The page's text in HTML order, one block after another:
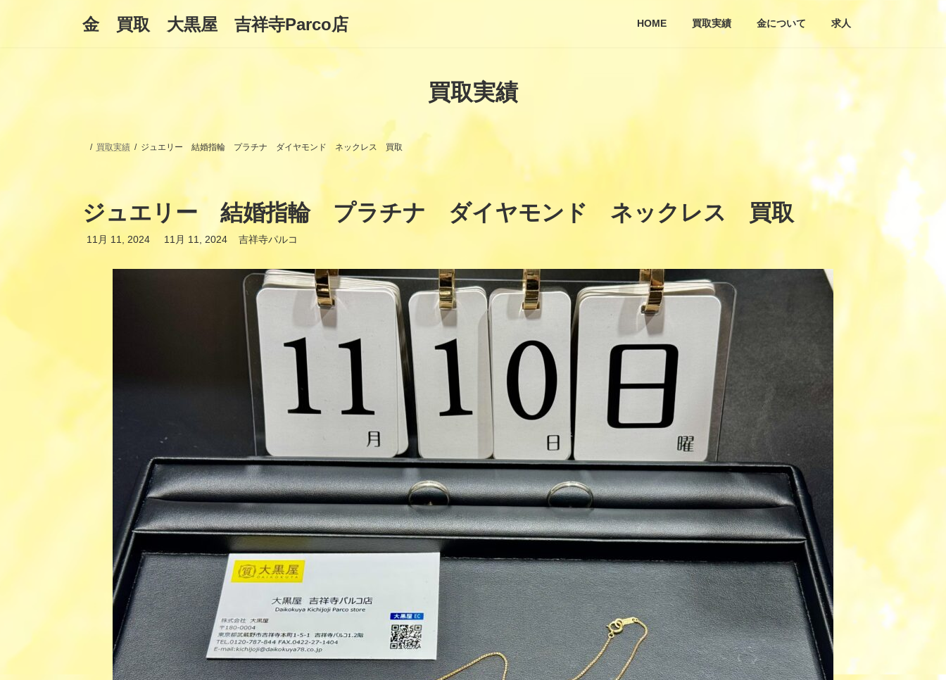
金 買取 大黒屋 吉祥寺Parco店 HOME 買取実績 金について 求人
買取実績
買取実績 ジュエリー 結婚指輪 プラチナ ダイヤモンド ネックレス 買取
ジュエリー 結婚指輪 プラチナ ダイヤモンド ネックレス 買取
11月 11, 2024
最
11月 11, 2024 吉祥寺パルコ